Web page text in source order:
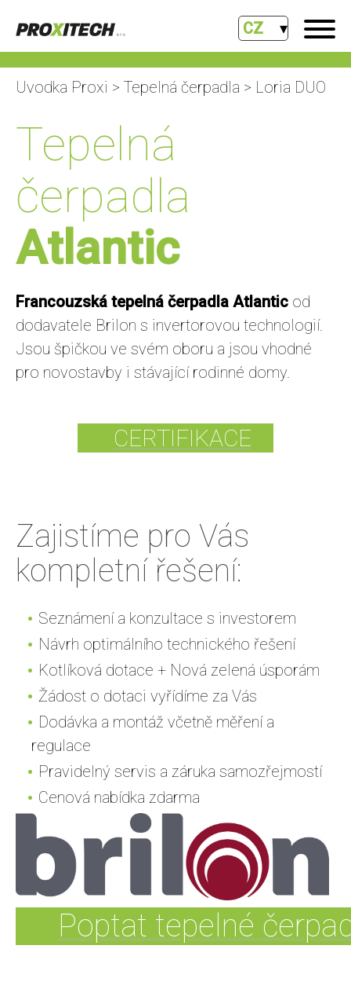
CZ
Uvodka Proxi > Tepelná čerpadla > Loria DUO
Tepelná
čerpadla
Atlantic
Francouzská tepelná čerpadla Atlantic od
dodavatele Brilon s invertorovou technologií.
Jsou špičkou ve svém oboru a jsou vhodné
pro novostavby i stávající rodinné domy.
CERTIFIKACE
Zajistíme pro Vás
kompletní řešení:
Seznámení a konzultace s investorem
Návrh optimálního technického řešení
Kotlíková dotace + Nová zelená úsporám
Žádost o dotaci vyřídíme za Vás
Dodávka a montáž včetně měření a
regulace
Pravidelný servis a záruka samozřejmostí
Cenová nabídka zdarma
Poptat tepelné